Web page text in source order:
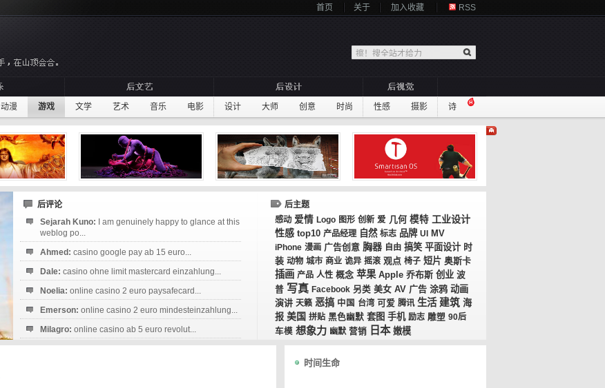
首页 关于 加入收藏 RSS
动漫 游戏 文学 艺术 音乐 电影 设计 大师 创意 时尚 性感 摄影 诗
后评论
Sejarah Kuno:
I am genuinely happy to glance at this
weblog po...
Ahmed: casino google pay ab 15 euro...
Dale: casino ohne limit mastercard einzahlung...
Noelia: online casino 2 euro paysafecard...
Emerson: online casino 2 euro mindesteinzahlung...
Milagro: online casino ab 5 euro revolut...
后主题
感动 爱情 Logo 图形 创新 爱 几何 模特 工业设计
性感 top10 产品经理 自然 标志 品牌 UI MV
iPhone 漫画 广告创意 胸器 自由 搞笑 平面设计 时
装 动物 城市 商业 诡异 摇滚 观点 椅子 短片 奥斯卡
插画 产品 人性 概念 苹果 Apple 乔布斯 创业 波
普 写真 Facebook 另类 美女 AV 广告 涂鸦 动画
演讲 天籁 恶搞 中国 台湾 可爱 腾讯 生活 建筑 海
报 美国 拼贴 黑色幽默 套图 手机 励志 雕塑 90后
车模 想象力 幽默 营销 日本 嫩模
时间生命